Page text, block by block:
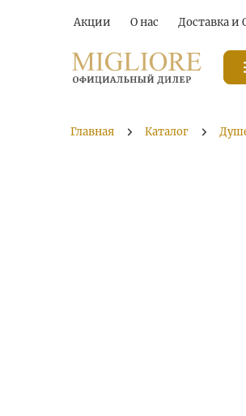
Акции О нас Доставка и
Главная Каталог